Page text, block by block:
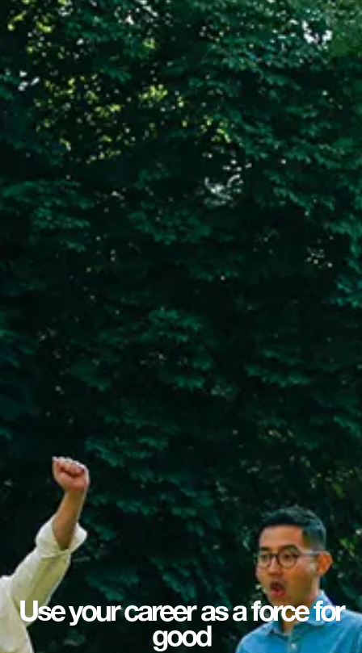
Use your career as a force for
good